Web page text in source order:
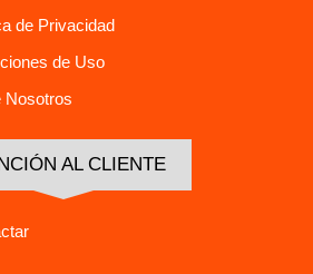
de Privacidad
de Uso
Nosotros
AL CLIENTE